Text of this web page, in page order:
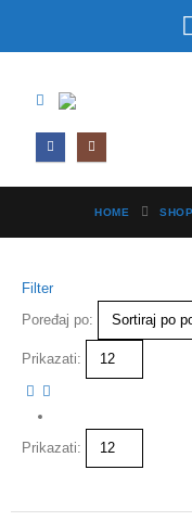
HOME SHOP
Filter
Poređaj po:
Prikazati:
Prikazati: